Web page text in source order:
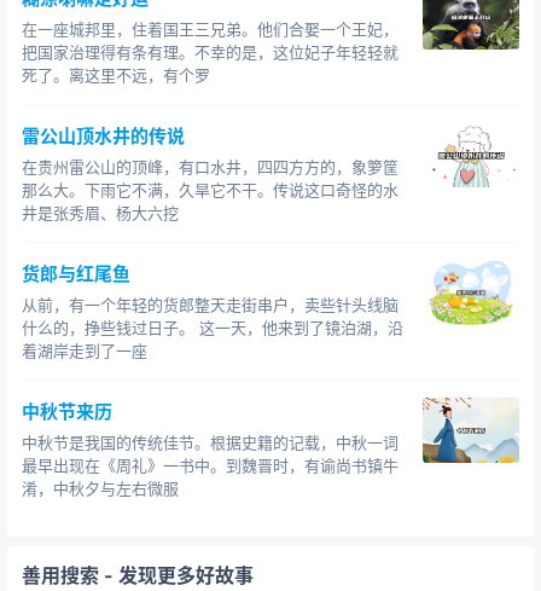
在一座城邦里，住着国王三兄弟。他们合娶一个王妃，
把国家治理得有条有理。不幸的是，这位妃子年轻轻就
死了。离这里不远，有个罗
雷公山顶水井的传说
在贵州雷公山的顶峰，有口水井，四四方方的，象箩筐
那么大。下雨它不满，久旱它不干。传说这口奇怪的水
井是张秀眉、杨大六挖
货郎与红尾鱼
从前，有一个年轻的货郎整天走街串户，卖些针头线脑
什么的，挣些钱过日子。 这一天，他来到了镜泊湖，沿
着湖岸走到了一座
中秋节来历
中秋节是我国的传统佳节。根据史籍的记载，中秋一词
最早出现在《周礼》一书中。到魏晋时，有谕尚书镇牛
淆，中秋夕与左右微服
善用搜索 - 发现更多好故事